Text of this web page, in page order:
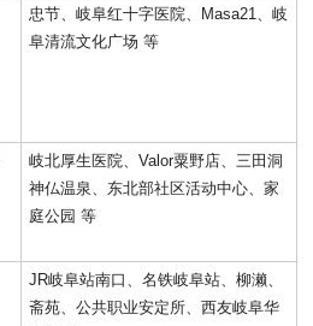
忠节、岐阜红十字医院、Masa21、岐
阜清流文化广场 等
岐北厚生医院、Valor粟野店、三田洞
神仏温泉、东北部社区活动中心、家
庭公园 等
JR岐阜站南口、名铁岐阜站、柳濑、
斋苑、公共职业安定所、西友岐阜华